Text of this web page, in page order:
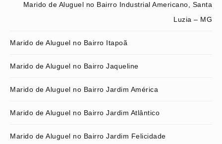
Marido de Aluguel no Bairro Industrial Americano, Santa
Luzia – MG
Marido de Aluguel no Bairro Itapoã
Marido de Aluguel no Bairro Jaqueline
Marido de Aluguel no Bairro Jardim América
Marido de Aluguel no Bairro Jardim Atlântico
Marido de Aluguel no Bairro Jardim Felicidade